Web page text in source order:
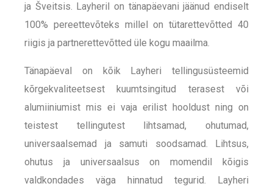
ja Šveitsis. Layheril on tänapäevani jäänud endiselt
100% pereettevõteks millel on tütarettevõtted 40
riigis ja partnerettevõtted üle kogu maailma.
Tänapäeval on kõik Layheri tellingusüsteemid
kõrgekvaliteetsest kuumtsingitud terasest või
alumiiniumist mis ei vaja erilist hooldust ning on
teistest tellingutest lihtsamad, ohutumad,
universaalsemad ja samuti soodsamad. Lihtsus,
ohutus ja universaalsus on momendil kõigis
valdkondades väga hinnatud tegurid. Layheri